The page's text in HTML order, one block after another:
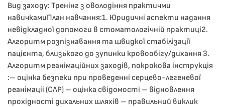
Вид заходу: Тренінг з оволодіння практичми
навичкамиПлан навчання:1. ​Юридичні аспекти надання
невідкладної допомоги в стоматологічній практиці2. ​
Алгоритм розпізнавання та швидкої стабілізації
пацієнта, близького до зупинки кровообігу/дихання 3.
Алгоритм реанімаційних заходів, покрокова інструкція
:– оцінка безпеки при проведенні серцево-легеневої
реанімаціі (СЛР) – оцінка свідомості – відновлення
прохідності дихальних шляхів – правильний виклик